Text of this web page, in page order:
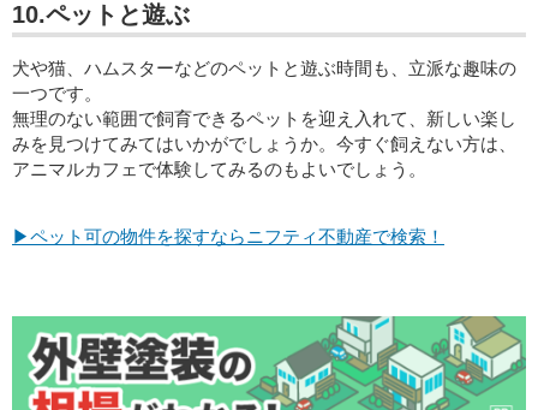
10.ペットと遊ぶ
犬や猫、ハムスターなどのペットと遊ぶ時間も、立派な趣味の
一つです。
無理のない範囲で飼育できるペットを迎え入れて、新しい楽し
みを見つけてみてはいかがでしょうか。今すぐ飼えない方は、
アニマルカフェで体験してみるのもよいでしょう。
▶ペット可の物件を探すならニフティ不動産で検索！